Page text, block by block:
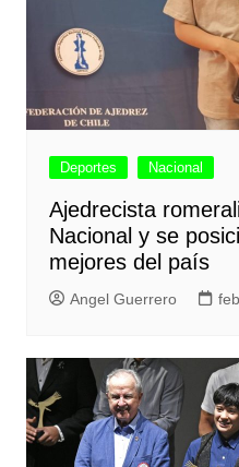
Deportes Nacional
Ajedrecista
Nacional y se
mejores del país
Angel Guerrero